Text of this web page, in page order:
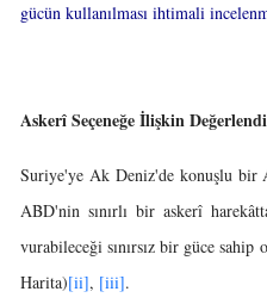
gücün kullanılması ihtimali
Askerî Seçeneğe İlişkin
Suriye'ye Ak Deniz'de konuşlu bir
ABD'nin sınırlı bir askerî
vurabileceği sınırsız bir güce
Harita)[ii], [iii].